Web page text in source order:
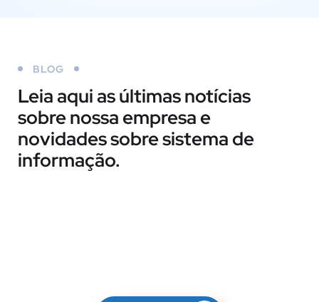
BLOG
Leia aqui as últimas notícias
sobre nossa empresa e
novidades sobre sistema de
informação.